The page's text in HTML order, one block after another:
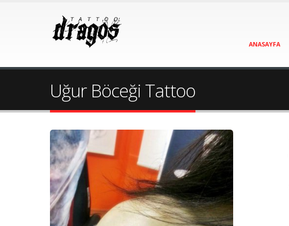
ANASAYFA
Uğur Böceği Tattoo